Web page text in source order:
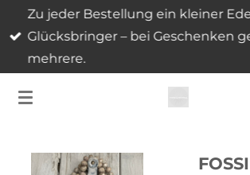
Zum
Hauptinhalt
springen
Zu jeder Bestellung ein kleiner
Glücksbringer – bei Geschenken
mehrere.